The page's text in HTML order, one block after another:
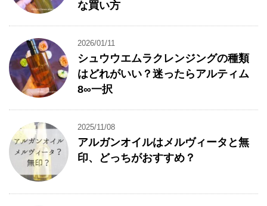
な買い方
2026/01/11
シュウウエムラクレンジングの種類
はどれがいい？迷ったらアルティム
8∞一択
2025/11/08
アルガンオイルはメルヴィータと無
印、どっちがおすすめ？